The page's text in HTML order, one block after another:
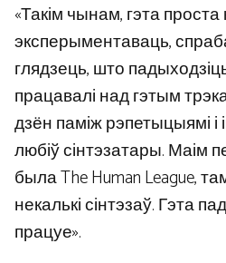
«Такім чынам, гэта
эксперыментаваць,
глядзець, што
працавалі над гэтым
дзён паміж рэпетыцыямі
любіў сінтэзатары. Маім
была The Human League,
некалькі сінтэзаў. Гэта
працуе».